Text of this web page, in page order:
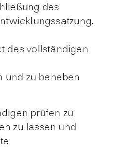
des
des vollständigen
zu beheben
prüfen zu
zu lassen und